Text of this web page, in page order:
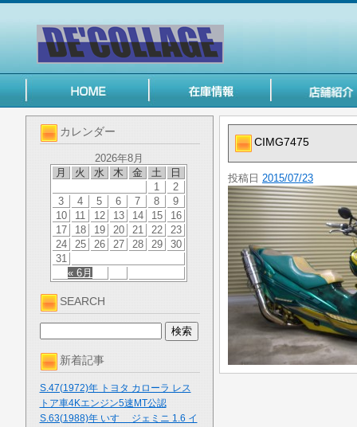
カレンダー
2026年8月
月
火 水 木 金 土 日
« 6月
1
2
3
4 5 6 7 8
9
10
11 12 13 14 15
16
17
18 19 20 21 22
23
24
25 26 27 28 29
30
31
SEARCH
新着記事
S.47(1972)年 トヨタ カローラ レス
トア車4Kエンジン5速MT公認
S.63(1988)年 いすゞ ジェミニ 1.6 イ
CIMG7475
投稿日 2015/07/23